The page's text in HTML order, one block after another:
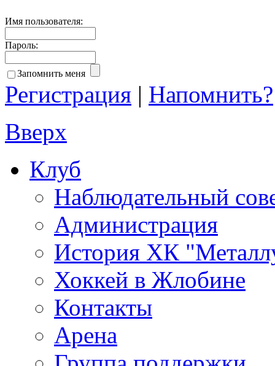
Имя пользователя:
Пароль:
Запомнить меня
Регистрация | Напомнить?
Вверх
Клуб
Наблюдательный
Администрация
История ХК
Хоккей в Жлобине
Контакты
Арена